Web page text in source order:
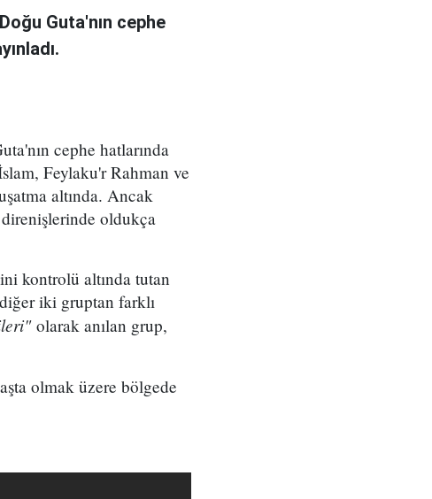
Guta'nın cephe
cephe hatlarında
Feylaku'r Rahman ve
altında. Ancak
direnişlerinde oldukça
kontrolü altında tutan
iki gruptan farklı
olarak anılan grup,
olmak üzere bölgede